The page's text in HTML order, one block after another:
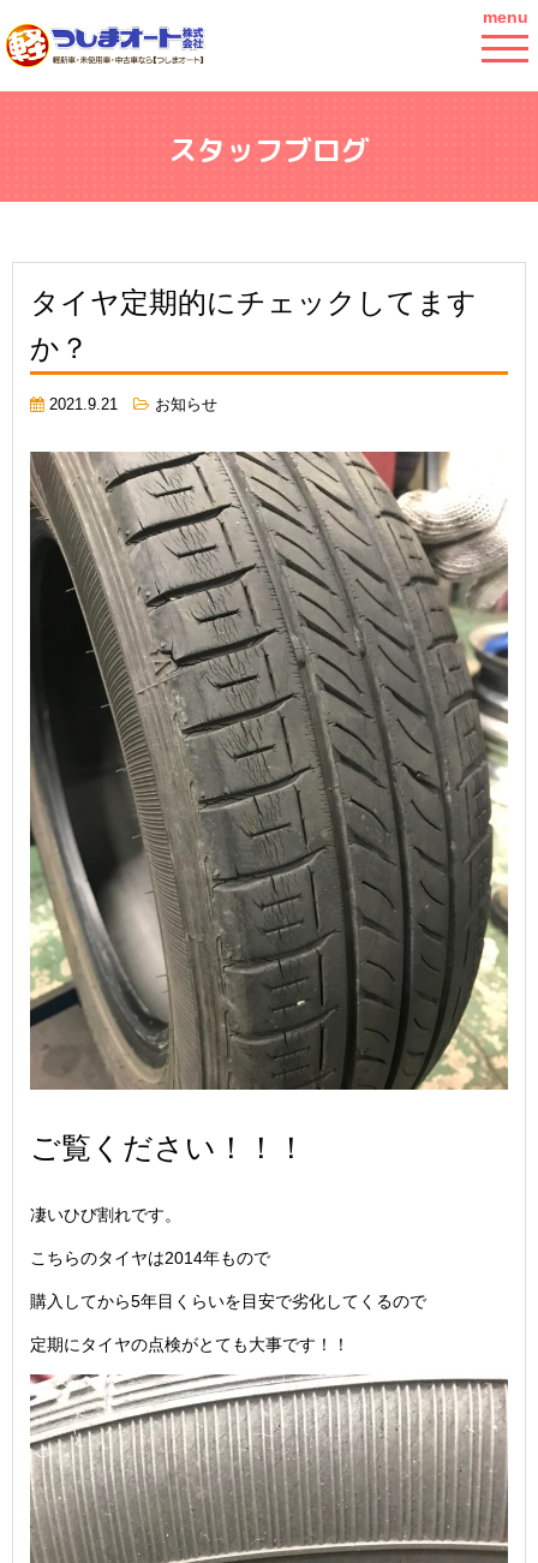
menu
スタッフブログ
タイヤ定期的にチェックしてます
か？
2021.9.21 お知らせ
ご覧ください！！！
凄いひび割れです。
こちらのタイヤは2014年もので
購入してから5年目くらいを目安で劣化してくるので
定期にタイヤの点検がとても大事です！！